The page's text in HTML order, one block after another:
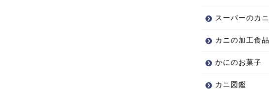
スーパーのカニ
カニの加工食品
かにのお菓子
カニ図鑑